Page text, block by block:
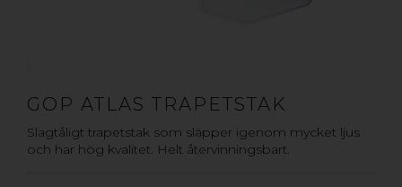
GOP ATLAS TRAPETSTAK
Slagtåligt trapetstak som släpper igenom mycket ljus
och har hög kvalitet. Helt återvinningsbart.